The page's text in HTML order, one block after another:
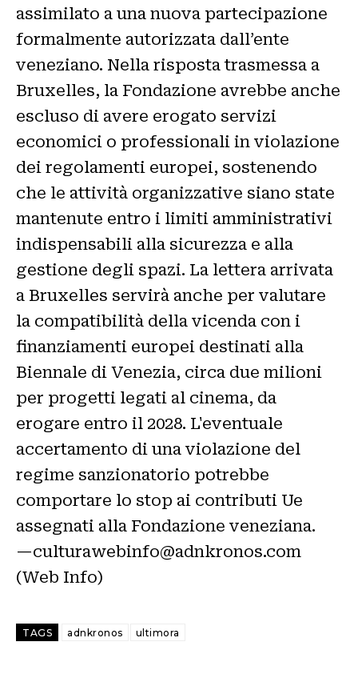
assimilato a una nuova partecipazione
formalmente autorizzata dall’ente
veneziano. Nella risposta trasmessa a
Bruxelles, la Fondazione avrebbe anche
escluso di avere erogato servizi
economici o professionali in violazione
dei regolamenti europei, sostenendo
che le attività organizzative siano state
mantenute entro i limiti amministrativi
indispensabili alla sicurezza e alla
gestione degli spazi. La lettera arrivata
a Bruxelles servirà anche per valutare
la compatibilità della vicenda con i
finanziamenti europei destinati alla
Biennale di Venezia, circa due milioni
per progetti legati al cinema, da
erogare entro il 2028. L'eventuale
accertamento di una violazione del
regime sanzionatorio potrebbe
comportare lo stop ai contributi Ue
assegnati alla Fondazione veneziana.
—culturawebinfo@adnkronos.com
(Web Info)
TAGS adnkronos ultimora